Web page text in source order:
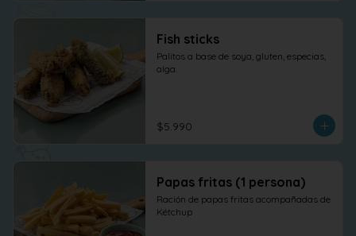
Fish sticks
Palitos a base de soya, gluten, especias,
alga.
$5.990
Papas fritas (1 persona)
Ración de papas fritas acompañadas de
Kétchup